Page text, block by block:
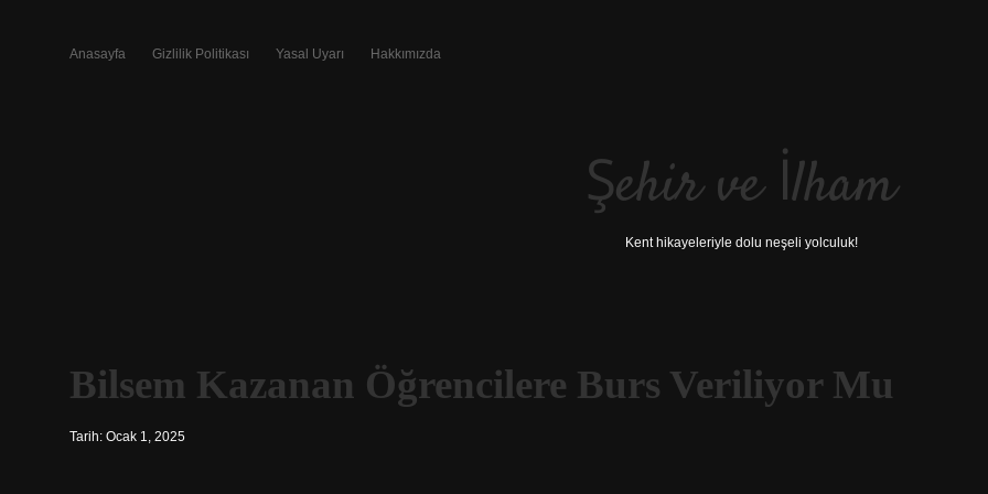
Anasayfa Gizlilik Politikası Yasal Uyarı Hakkımızda
Şehir ve İlham
Kent hikayeleriyle dolu neşeli yolculuk!
Bilsem Kazanan Öğrencilere Burs Veriliyor Mu
Tarih: Ocak 1, 2025